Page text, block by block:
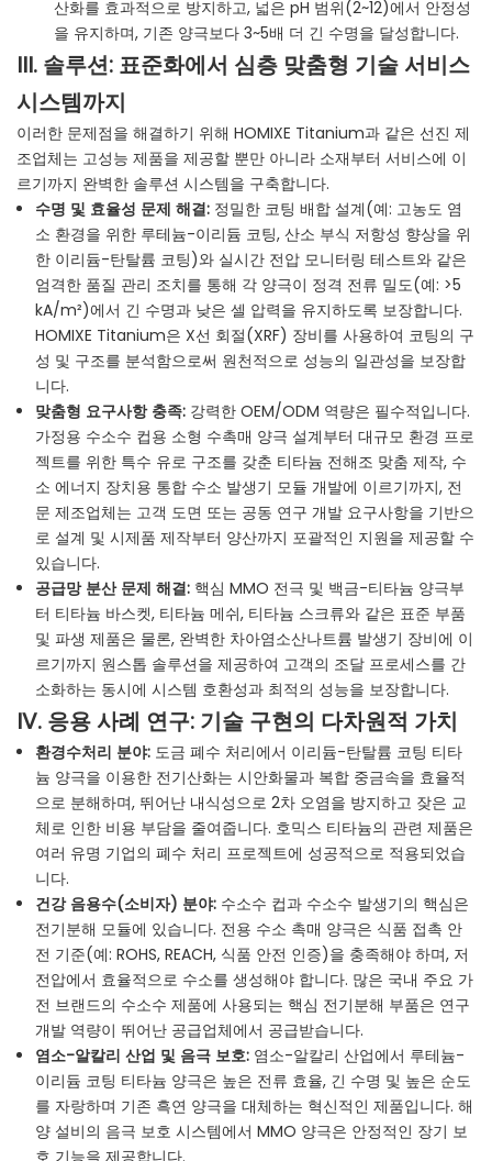
산화를 효과적으로 방지하고, 넓은 pH 범위(2~12)에서 안정성
을 유지하며, 기존 양극보다 3~5배 더 긴 수명을 달성합니다.
III. 솔루션: 표준화에서 심층 맞춤형 기술 서비스
시스템까지
이러한 문제점을 해결하기 위해 HOMIXE Titanium과 같은 선진 제
조업체는 고성능 제품을 제공할 뿐만 아니라 소재부터 서비스에 이
르기까지 완벽한 솔루션 시스템을 구축합니다.
수명 및 효율성 문제 해결:정밀한 코팅 배합 설계(예: 고농도 염
소 환경을 위한 루테늄-이리듐 코팅, 산소 부식 저항성 향상을 위
한 이리듐-탄탈륨 코팅)와 실시간 전압 모니터링 테스트와 같은
엄격한 품질 관리 조치를 통해 각 양극이 정격 전류 밀도(예: >5
kA/m²)에서 긴 수명과 낮은 셀 압력을 유지하도록 보장합니다.
HOMIXE Titanium은 X선 회절(XRF) 장비를 사용하여 코팅의 구
성 및 구조를 분석함으로써 원천적으로 성능의 일관성을 보장합
니다.
맞춤형 요구사항 충족:강력한 OEM/ODM 역량은 필수적입니다.
가정용 수소수 컵용 소형 수촉매 양극 설계부터 대규모 환경 프로
젝트를 위한 특수 유로 구조를 갖춘 티타늄 전해조 맞춤 제작, 수
소 에너지 장치용 통합 수소 발생기 모듈 개발에 이르기까지, 전
문 제조업체는 고객 도면 또는 공동 연구 개발 요구사항을 기반으
로 설계 및 시제품 제작부터 양산까지 포괄적인 지원을 제공할 수
있습니다.
공급망 분산 문제 해결:핵심 MMO 전극 및 백금-티타늄 양극부
터 티타늄 바스켓, 티타늄 메쉬, 티타늄 스크류와 같은 표준 부품
및 파생 제품은 물론, 완벽한 차아염소산나트륨 발생기 장비에 이
르기까지 원스톱 솔루션을 제공하여 고객의 조달 프로세스를 간
소화하는 동시에 시스템 호환성과 최적의 성능을 보장합니다.
IV. 응용 사례 연구: 기술 구현의 다차원적 가치
환경수처리 분야:도금 폐수 처리에서 이리듐-탄탈륨 코팅 티타
늄 양극을 이용한 전기산화는 시안화물과 복합 중금속을 효율적
으로 분해하며, 뛰어난 내식성으로 2차 오염을 방지하고 잦은 교
체로 인한 비용 부담을 줄여줍니다. 호믹스 티타늄의 관련 제품은
여러 유명 기업의 폐수 처리 프로젝트에 성공적으로 적용되었습
니다.
건강 음용수(소비자) 분야:수소수 컵과 수소수 발생기의 핵심은
전기분해 모듈에 있습니다. 전용 수소 촉매 양극은 식품 접촉 안
전 기준(예: ROHS, REACH, 식품 안전 인증)을 충족해야 하며, 저
전압에서 효율적으로 수소를 생성해야 합니다. 많은 국내 주요 가
전 브랜드의 수소수 제품에 사용되는 핵심 전기분해 부품은 연구
개발 역량이 뛰어난 공급업체에서 공급받습니다.
염소-알칼리 산업 및 음극 보호:염소-알칼리 산업에서 루테늄-
이리듐 코팅 티타늄 양극은 높은 전류 효율, 긴 수명 및 높은 순도
를 자랑하며 기존 흑연 양극을 대체하는 혁신적인 제품입니다. 해
양 설비의 음극 보호 시스템에서 MMO 양극은 안정적인 장기 보